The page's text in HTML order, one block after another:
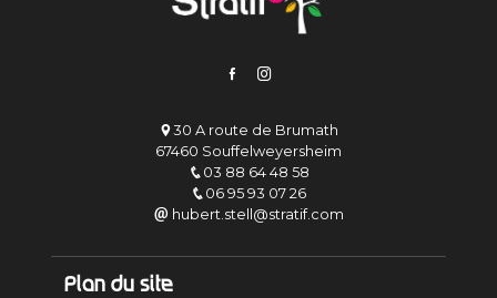
30 A route de Brumath
67460 Souffelweyersheim
03 88 64 48 58
06 95 93 07 26
hubert.stell@stratif.com
Plan du site